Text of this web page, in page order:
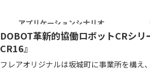
DOBOT革新的協働ロボットCRシリ
CR16』
フレアオリジナルは坂城町に事業所を構え、